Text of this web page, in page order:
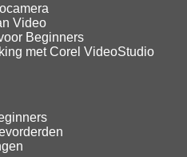
Video
Beginners
met Corel VideoStudio